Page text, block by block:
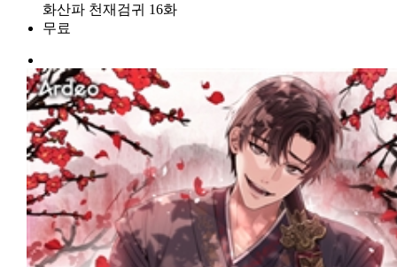
화산파 천재검귀 16화
무료